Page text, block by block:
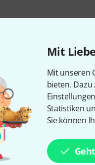
Mit
Mit unseren
bieten.
Statistiken
Sie können
und 4-band
Tortoise
Gigbag Eco